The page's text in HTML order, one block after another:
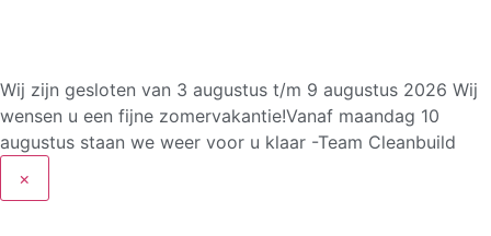
Wij zijn gesloten van 3 augustus t/m 9 augustus 2026 Wij
wensen u een fijne zomervakantie!Vanaf maandag 10
augustus staan we weer voor u klaar -Team Cleanbuild
×